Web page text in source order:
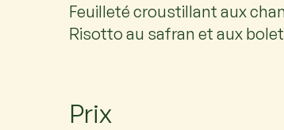
Feuilleté croustillant aux
Risotto au safran et aux
Prix